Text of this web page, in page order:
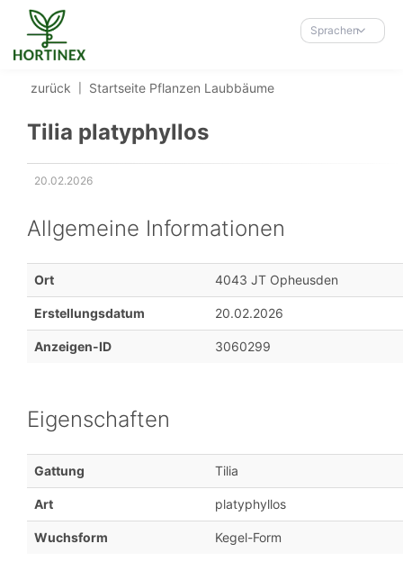
Accessibility-
Modus
aktivieren
Navigation
Inhalt
Sprachen
zurück Startseite Pflanzen Laubbäume
Tilia platyphyllos
20.02.2026
Allgemeine Informationen
Ort 4043 JT Opheusden
Erstellungsdatum 20.02.2026
Anzeigen-ID 3060299
Eigenschaften
Gattung Tilia
Art platyphyllos
Wuchsform Kegel-Form